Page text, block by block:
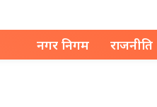
नगर निगम राजनीति